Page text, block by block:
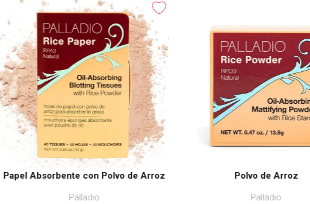
Papel Absorbente con Polvo de Arroz
Palladio
Polvo de Arroz
Palladio